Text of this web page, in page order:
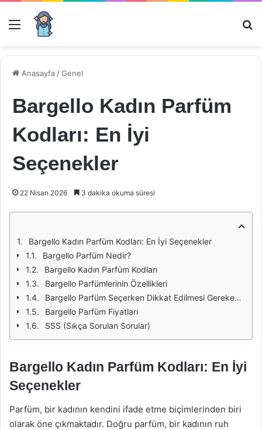
Menü
Anasayfa /Genel
Bargello Kadın Parfüm
Kodları: En İyi
Seçenekler
22 Nisan 2026 3 dakika okuma süresi
Bargello Kadın Parfüm Kodları: En İyi Seçenekler
Bargello Parfüm Nedir?
Bargello Kadın Parfüm Kodları
Bargello Parfümlerinin Özellikleri
Bargello Parfüm Seçerken Dikkat Edilmesi Gerekenler
Bargello Parfüm Fiyatları
SSS (Sıkça Sorulan Sorular)
Bargello Kadın Parfüm Kodları: En İyi
Seçenekler
Parfüm, bir kadının kendini ifade etme biçimlerinden biri
olarak öne çıkmaktadır. Doğru parfüm, bir kadının ruh